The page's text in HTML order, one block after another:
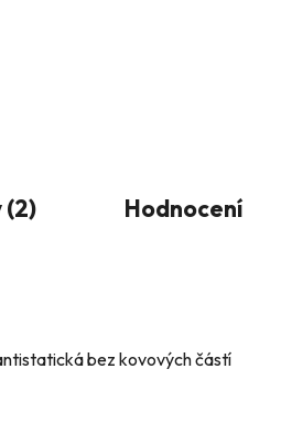
(2) Hodnocení
bez kovových částí